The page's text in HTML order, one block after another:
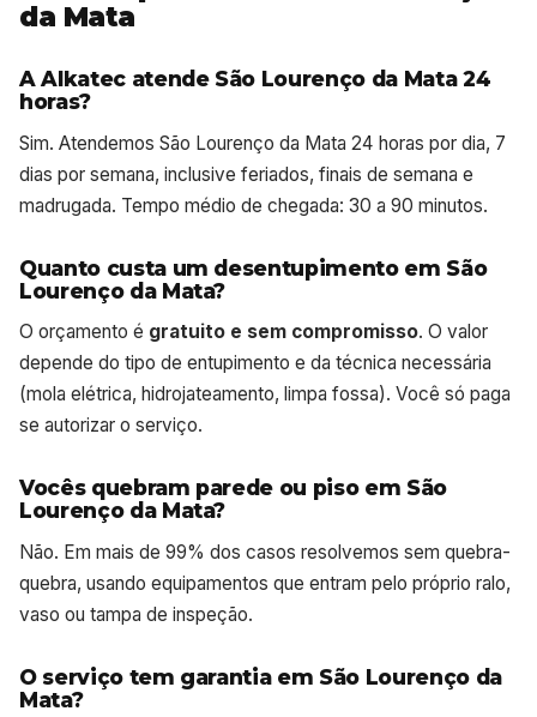
da Mata
A Alkatec atende São Lourenço da Mata 24
horas?
Sim. Atendemos São Lourenço da Mata 24 horas por dia, 7
dias por semana, inclusive feriados, finais de semana e
madrugada. Tempo médio de chegada: 30 a 90 minutos.
Quanto custa um desentupimento em São
Lourenço da Mata?
O orçamento é gratuito e sem compromisso. O valor
depende do tipo de entupimento e da técnica necessária
(mola elétrica, hidrojateamento, limpa fossa). Você só paga
se autorizar o serviço.
Vocês quebram parede ou piso em São
Lourenço da Mata?
Não. Em mais de 99% dos casos resolvemos sem quebra-
quebra, usando equipamentos que entram pelo próprio ralo,
vaso ou tampa de inspeção.
O serviço tem garantia em São Lourenço da
Mata?